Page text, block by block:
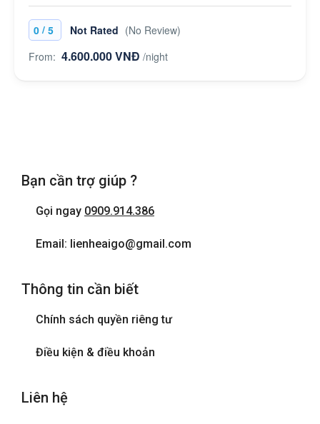
0 / 5 Not Rated (No Review)
From: 4.600.000 VNĐ /night
Bạn cần trợ giúp ?
Gọi ngay 0909.914.386
Email: lienheaigo@gmail.com
Thông tin cần biết
Chính sách quyền riêng tư
Điều kiện & điều khoản
Liên hệ